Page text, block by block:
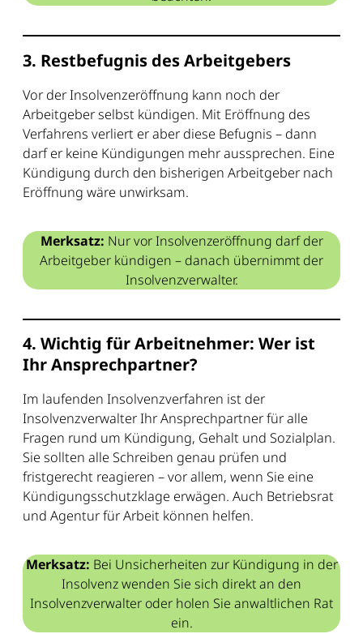
3. Restbefugnis des Arbeitgebers
Vor der Insolvenzeröffnung kann noch der
Arbeitgeber selbst kündigen. Mit Eröffnung des
Verfahrens verliert er aber diese Befugnis – dann
darf er keine Kündigungen mehr aussprechen. Eine
Kündigung durch den bisherigen Arbeitgeber nach
Eröffnung wäre unwirksam.
Merksatz: Nur vor Insolvenzeröffnung darf der
Arbeitgeber kündigen – danach übernimmt der
Insolvenzverwalter.
4. Wichtig für Arbeitnehmer: Wer ist
Ihr Ansprechpartner?
Im laufenden Insolvenzverfahren ist der
Insolvenzverwalter Ihr Ansprechpartner für alle
Fragen rund um Kündigung, Gehalt und Sozialplan.
Sie sollten alle Schreiben genau prüfen und
fristgerecht reagieren – vor allem, wenn Sie eine
Kündigungsschutzklage erwägen. Auch Betriebsrat
und Agentur für Arbeit können helfen.
Merksatz: Bei Unsicherheiten zur Kündigung in der
Insolvenz wenden Sie sich direkt an den
Insolvenzverwalter oder holen Sie anwaltlichen Rat
ein.